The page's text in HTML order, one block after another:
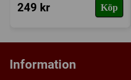
249 kr Köp
Information